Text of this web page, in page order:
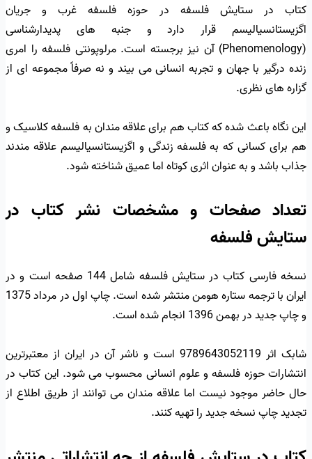
کتاب در ستایش فلسفه در حوزه فلسفه غرب و جریان
اگزیستانسیالیسم قرار دارد و جنبه های پدیدارشناسی
(Phenomenology) آن نیز برجسته است. مرلوپونتی فلسفه را امری
زنده درگیر با جهان و تجربه انسانی می بیند و نه صرفاً مجموعه ای از
گزاره های نظری.
این نگاه باعث شده که کتاب هم برای علاقه مندان به فلسفه کلاسیک و
هم برای کسانی که به فلسفه زندگی و اگزیستانسیالیسم علاقه مندند
جذاب باشد و به عنوان اثری کوتاه اما عمیق شناخته شود.
تعداد صفحات و مشخصات نشر کتاب در
ستایش فلسفه
نسخه فارسی کتاب در ستایش فلسفه شامل 144 صفحه است و در
ایران با ترجمه ستاره هومن منتشر شده است. چاپ اول در مرداد 1375
و چاپ جدید در بهمن 1396 انجام شده است.
شابک اثر 9789643052119 است و ناشر آن در ایران از معتبرترین
انتشارات حوزه فلسفه و علوم انسانی محسوب می شود. این کتاب در
حال حاضر موجود نیست اما علاقه مندان می توانند از طریق اطلاع از
تجدید چاپ نسخه جدید را تهیه کنند.